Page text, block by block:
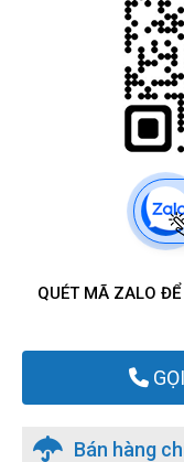
QUÉT MÃ ZALO
Bán hàng